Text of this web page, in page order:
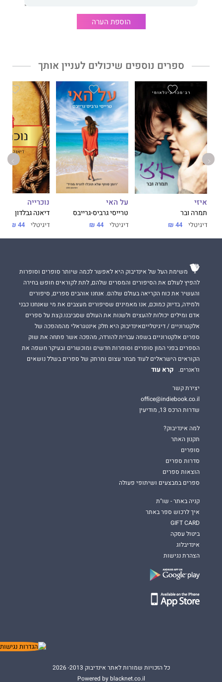
שמבקש להשתייך ולהיאהב ומשתגע לאטו; סיפור טבול בהומור שחור
ונגוע בעצב עמוק על אדם שמחפש את דרכו המפותלת הביתה ומוצא
את עצמו נסחף רחוק יותר ויותר מגדות ילדותו ונעוריו - החוּצה.
זוכה צל"ש בפרס קק"ל ע"ש יצחק ורחל גולדברג
הוספת הערה
ספרים נוספים שיכולים לעניין אותך
איזי
תמרה ובר
דיגיטלי 44 ₪
על האי
טרייסי גרביס-גרייבס
דיגיטלי 44 ₪
נוכרייה
דיאנה גבלדון
דיגיטלי 44 ₪
משימת העל של אינדיבוק היא לאפשר לכמה שיותר סופרים וסופרות
להפיץ לעולם את הסיפורים והמסרים שלהם, לתת לקוראים חופש בחירה
והעשיר את כוח הקריאה בעולם שלהם. אנחנו אוהבים ספרים, סיפורים
ולמידה, בדיוק כמוכם, אנו מאמינים שסיפורים מעצבים את מי שאנחנו כבני
אדם ומילים יכולות להעצים ולשנות את העולם שסביבנו.קצת על ספרים
אלקטרוניים / דיגיטלייםאינדיבוק היא חלק אינטגראלי מהמהפכה של
ספרים אלקטרוניים בשפה עברית להורדה, מהפכה אשר פתחה את שוק
הספרים בפני המון סופרים וסופרות חדשים ומוכשרים ובעיקר חשפה את
הקוראים הישראלים לעוד מבחר עצום ומרתק של ספרים בשלל נושאים
וז'אנרים.
קרא עוד
יצירת קשר
office@indiebook.co.il
שדרות הרכס 13, מודיעין
למה אינדיבוק?
תקנון האתר
סופרים
סדרות ספרים
הוצאות ספרים
ספרים במבצעים ושיתופי פעולה
קניה באתר - שו"ת
איך לרכוש ספר באתר
GIFT CARD
ביטול עסקה
אינדיבלוג
הצהרת נגישות
כל הזכויות שמורות לאתר אינדיבוק 2013- 2026
Powered by blacknet.co.il